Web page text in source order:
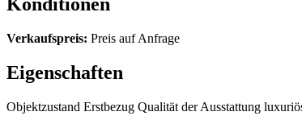
Verkaufspreis: Preis auf Anfrage
Eigenschaften
Objektzustand Erstbezug Qualität der Ausstattung